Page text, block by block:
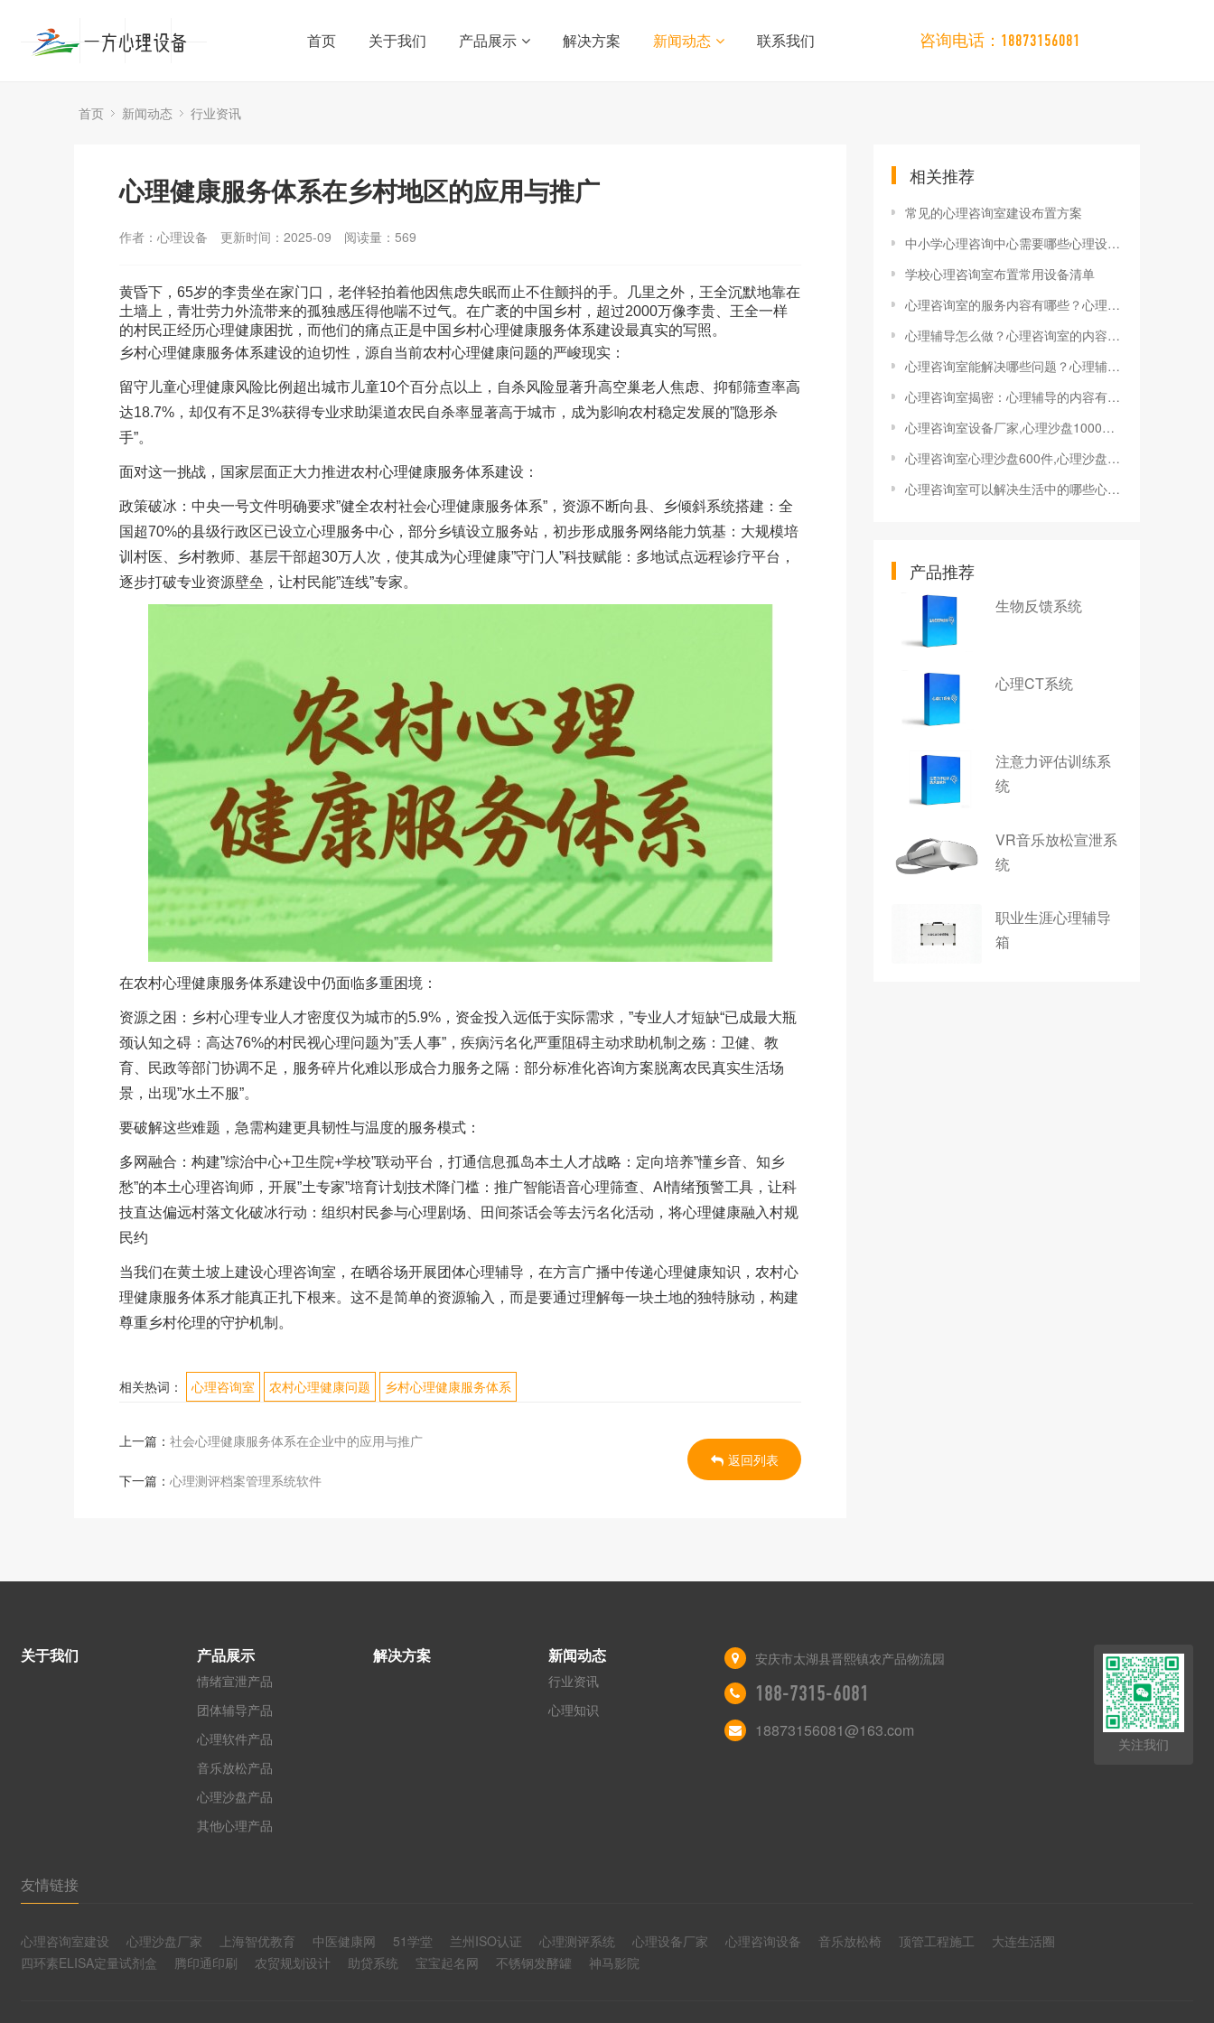
首页 关于我们 产品展示 解决方案 新闻动态 联系我们 咨询电话：18873156081
首页 新闻动态 行业资讯
心理健康服务体系在乡村地区的应用与推广
作者：心理设备 更新时间：2025-09 阅读量： 569
黄昏下，65岁的李贵坐在家门口，老伴轻拍着他因焦虑失眠而止不住颤抖的手。几里之外，王全沉默地靠在
土墙上，青壮劳力外流带来的孤独感压得他喘不过气。在广袤的中国乡村，超过2000万像李贵、王全一样
的村民正经历心理健康困扰，而他们的痛点正是中国乡村心理健康服务体系建设最真实的写照。
乡村心理健康服务体系建设的迫切性，源自当前农村心理健康问题的严峻现实：
留守儿童心理健康风险比例超出城市儿童10个百分点以上，自杀风险显著升高空巢老人焦虑、抑郁筛查率高
达18.7%，却仅有不足3%获得专业求助渠道农民自杀率显著高于城市，成为影响农村稳定发展的”隐形杀
手”。
面对这一挑战，国家层面正大力推进农村心理健康服务体系建设：
政策破冰：中央一号文件明确要求”健全农村社会心理健康服务体系”，资源不断向县、乡倾斜系统搭建：全
国超70%的县级行政区已设立心理服务中心，部分乡镇设立服务站，初步形成服务网络能力筑基：大规模培
训村医、乡村教师、基层干部超30万人次，使其成为心理健康”守门人”科技赋能：多地试点远程诊疗平台，
逐步打破专业资源壁垒，让村民能”连线”专家。
在农村心理健康服务体系建设中仍面临多重困境：
资源之困：乡村心理专业人才密度仅为城市的5.9%，资金投入远低于实际需求，”专业人才短缺“已成最大瓶
颈认知之碍：高达76%的村民视心理问题为”丢人事”，疾病污名化严重阻碍主动求助机制之殇：卫健、教
育、民政等部门协调不足，服务碎片化难以形成合力服务之隔：部分标准化咨询方案脱离农民真实生活场
景，出现”水土不服”。
要破解这些难题，急需构建更具韧性与温度的服务模式：
多网融合：构建”综治中心+卫生院+学校”联动平台，打通信息孤岛本土人才战略：定向培养”懂乡音、知乡
愁”的本土心理咨询师，开展”土专家”培育计划技术降门槛：推广智能语音心理筛查、AI情绪预警工具，让科
技直达偏远村落文化破冰行动：组织村民参与心理剧场、田间茶话会等去污名化活动，将心理健康融入村规
民约
当我们在黄土坡上建设心理咨询室，在晒谷场开展团体心理辅导，在方言广播中传递心理健康知识，农村心
理健康服务体系才能真正扎下根来。这不是简单的资源输入，而是要通过理解每一块土地的独特脉动，构建
尊重乡村伦理的守护机制。
相关热词： 心理咨询室 农村心理健康问题 乡村心理健康服务体系
上一篇： 社会心理健康服务体系在企业中的应用与推广
下一篇： 心理测评档案管理系统软件
返回列表
相关推荐
常见的心理咨询室建设布置方案
中小学心理咨询中心需要哪些心理设备？？？
学校心理咨询室布置常用设备清单
心理咨询室的服务内容有哪些？心理辅导真实案例分享
心理辅导怎么做？心理咨询室的内容与实际应用
心理咨询室能解决哪些问题？心理辅导内容全解析！
心理咨询室揭密：心理辅导的内容有哪些？
心理咨询室设备厂家,心理沙盘1000系列
心理咨询室心理沙盘600件,心理沙盘游戏,沙盘游戏治疗
心理咨询室可以解决生活中的哪些心理问题?
产品推荐
生物反馈系统
心理CT系统
注意力评估训练系
统
VR音乐放松宣泄系
统
职业生涯心理辅导
箱
关于我们 产品展示
情绪宣泄产品
团体辅导产品
心理软件产品
音乐放松产品
心理沙盘产品
其他心理产品
解决方案 新闻动态
行业资讯
心理知识
安庆市太湖县晋熙镇农产品物流园
188-7315-6081
18873156081@163.com
关注我们
友情链接
心理咨询室建设 心理沙盘厂家 上海智优教育 中医健康网 51学堂 兰州ISO认证 心理测评系统 心理设备厂家 心理咨询设备 音乐放松椅 顶管工程施工
大连生活圈
四环素ELISA定量试剂盒
腾印通印刷 农贸规划设计 助贷系统 宝宝起名网 不锈钢发酵罐 神马影院